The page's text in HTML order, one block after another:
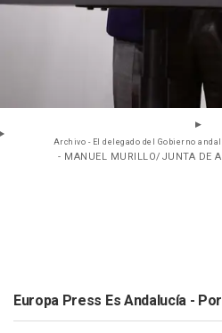
Archivo - El delegado del Gobierno
- MANUEL MURILLO/JUNTA DE
Europa Press Es Andalucía -